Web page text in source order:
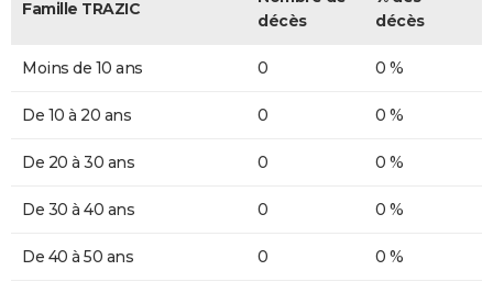
Famille TRAZIC
décès
décès
Moins de 10 ans 0 0 %
De 10 à 20 ans 0 0 %
De 20 à 30 ans 0 0 %
De 30 à 40 ans 0 0 %
De 40 à 50 ans 0 0 %